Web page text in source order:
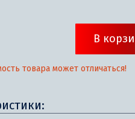
В
товара может отличаться!